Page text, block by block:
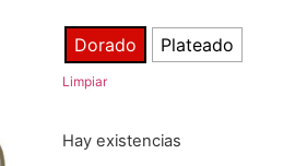
Dorado Plateado
Limpiar
Hay existencias